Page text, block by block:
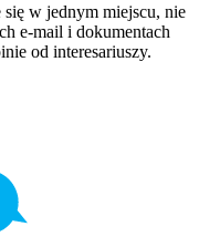
w jednym miejscu, nie
e-mail i dokumentach
od interesariuszy.